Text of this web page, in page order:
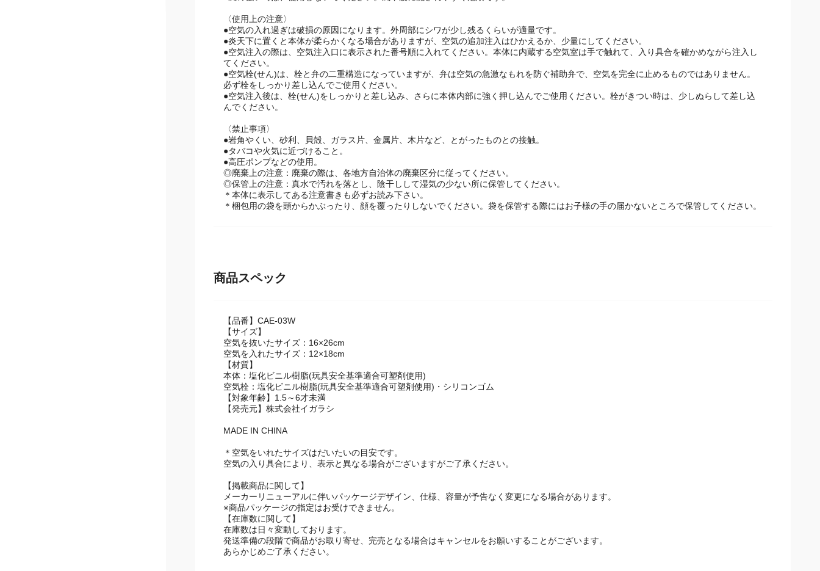
●子供の一人遊びは危険です。必ず保護者のもとで遊ばせてください。
●風の強い時は、使用しないでください。風や波に流されやすく危険です。
〈使用上の注意〉
●空気の入れ過ぎは破損の原因になります。外周部にシワが少し残るくらいが適量です。
●炎天下に置くと本体が柔らかくなる場合がありますが、空気の追加注入はひかえるか、少量にしてください。
●空気注入の際は、空気注入口に表示された番号順に入れてください。本体に内蔵する空気室は手で触れて、入り具合を確かめながら注入し
てください。
●空気栓(せん)は、栓と弁の二重構造になっていますが、弁は空気の急激なもれを防ぐ補助弁で、空気を完全に止めるものではありません。
必ず栓をしっかり差し込んでご使用ください。
●空気注入後は、栓(せん)をしっかりと差し込み、さらに本体内部に強く押し込んでご使用ください。栓がきつい時は、少しぬらして差し込
んでください。
〈禁止事項〉
●岩角やくい、砂利、貝殻、ガラス片、金属片、木片など、とがったものとの接触。
●タバコや火気に近づけること。
●高圧ポンプなどの使用。
◎廃棄上の注意：廃棄の際は、各地方自治体の廃棄区分に従ってください。
◎保管上の注意：真水で汚れを落とし、陰干しして湿気の少ない所に保管してください。
＊本体に表示してある注意書きも必ずお読み下さい。
【品番】CAE-03W
【サイズ】
空気を抜いたサイズ：16×26cm
空気を入れたサイズ：12×18cm
【材質】
本体：塩化ビニル樹脂(玩具安全基準適合可塑剤使用)
空気栓：塩化ビニル樹脂(玩具安全基準適合可塑剤使用)・シリコンゴム
【対象年齢】1.5～6才未満
【発売元】株式会社イガラシ
MADE IN CHINA
＊空気をいれたサイズはだいたいの目安です。
空気の入り具合により、表示と異なる場合がございますがご了承ください。
【掲載商品に関して】
メーカーリニューアルに伴いパッケージデザイン、仕様、容量が予告なく変更になる場合があります。
※商品パッケージの指定はお受けできません。
【在庫数に関して】
在庫数は日々変動しております。
発送準備の段階で商品がお取り寄せ、完売となる場合はキャンセルをお願いすることがございます。